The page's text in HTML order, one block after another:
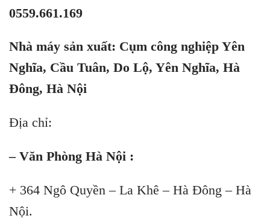
0559.661.169
Nhà máy sản xuất: Cụm công nghiệp Yên
Nghĩa, Cầu Tuân, Do Lộ, Yên Nghĩa, Hà
Đông, Hà Nội
Địa chỉ:
– Văn Phòng Hà Nội :
+ 364 Ngô Quyền – La Khê – Hà Đông – Hà
Nội.